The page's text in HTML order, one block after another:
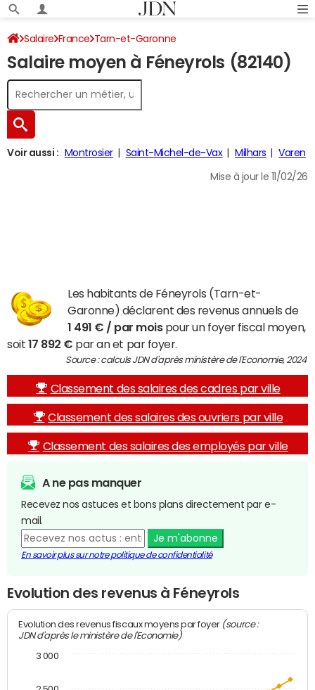
Salaire France Tarn-et-Garonne
Salaire moyen à Féneyrols (82140)
Voir aussi : Montrosier Saint-Michel-de-Vax Milhars Varen
Mise à jour le 11/02/26
Les habitants de Féneyrols (Tarn-et-
Garonne) déclarent des revenus annuels de
1 491 € / par moispour un foyer fiscal moyen,
soit 17 892 € par an et par foyer.
Source : calculs JDN d'après ministère de l'Economie, 2024
Classement des salaires des cadres par ville
Classement des salaires des ouvriers par ville
Classement des salaires des employés par ville
A ne pas manquer
Recevez nos astuces et bons plans directement par e-
mail.
Je m'abonne
En savoir plus sur notre politique de confidentialité
Evolution des revenus à Féneyrols
Evolution des revenus fiscaux moyens par foyer (source :
JDN d'après le ministère de l'Economie)
3 000